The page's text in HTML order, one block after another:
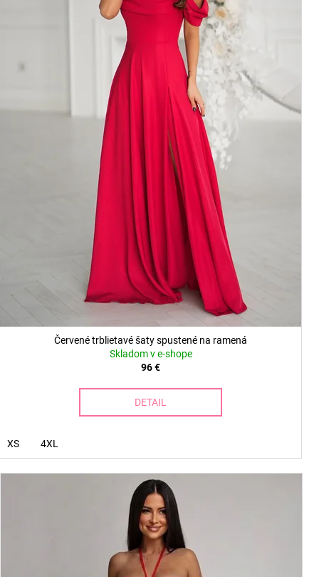
Červené trblietavé šaty spustené na ramená
Skladom v e-shope
96 €
DETAIL
XS 4XL